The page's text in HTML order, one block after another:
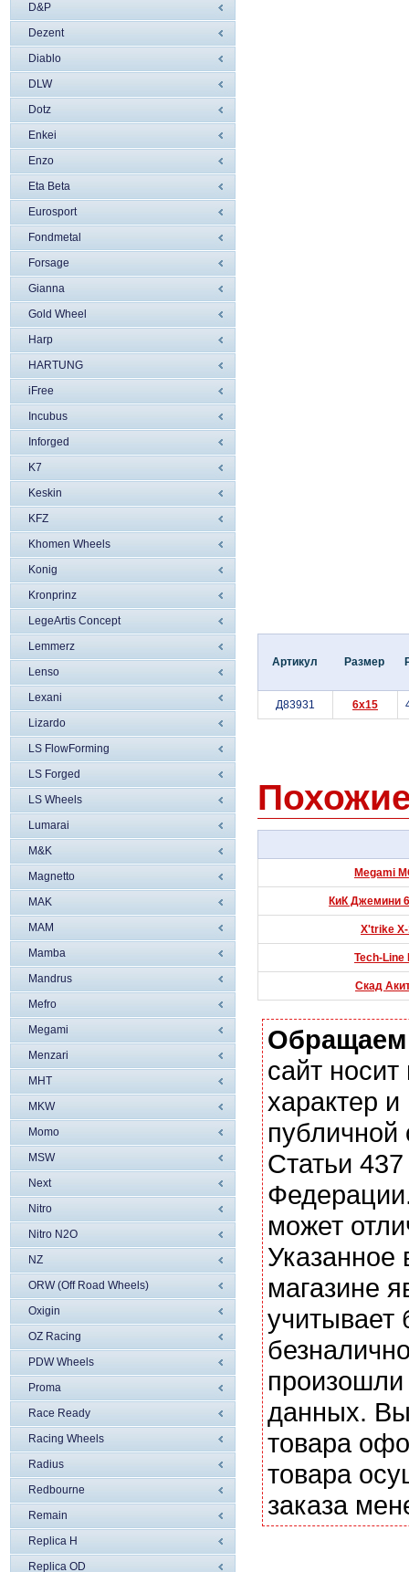
D&P
Dezent
Diablo
DLW
Dotz
Enkei
Enzo
Eta Beta
Eurosport
Fondmetal
Forsage
Gianna
Gold Wheel
Harp
HARTUNG
iFree
Incubus
Inforged
K7
Keskin
KFZ
Khomen Wheels
Konig
Kronprinz
LegeArtis Concept
Lemmerz
Lenso
Lexani
Lizardo
LS FlowForming
LS Forged
LS Wheels
Lumarai
M&K
Magnetto
MAK
MAM
Mamba
Mandrus
Mefro
Megami
Menzari
MHT
MKW
Momo
MSW
Next
Nitro
Nitro N2O
NZ
ORW (Off Road Wheels)
Oxigin
OZ Racing
PDW Wheels
Proma
Race Ready
Racing Wheels
Radius
Redbourne
Remain
Replica H
Replica OD
Артикул Размер
Д83931 6x15
Megami
КиК Джемини
X'trike
Tech-Line
Скад
сайт
характер
Статьи
может
магазине
учитывает
данных. Вы
товара
товара
заказа